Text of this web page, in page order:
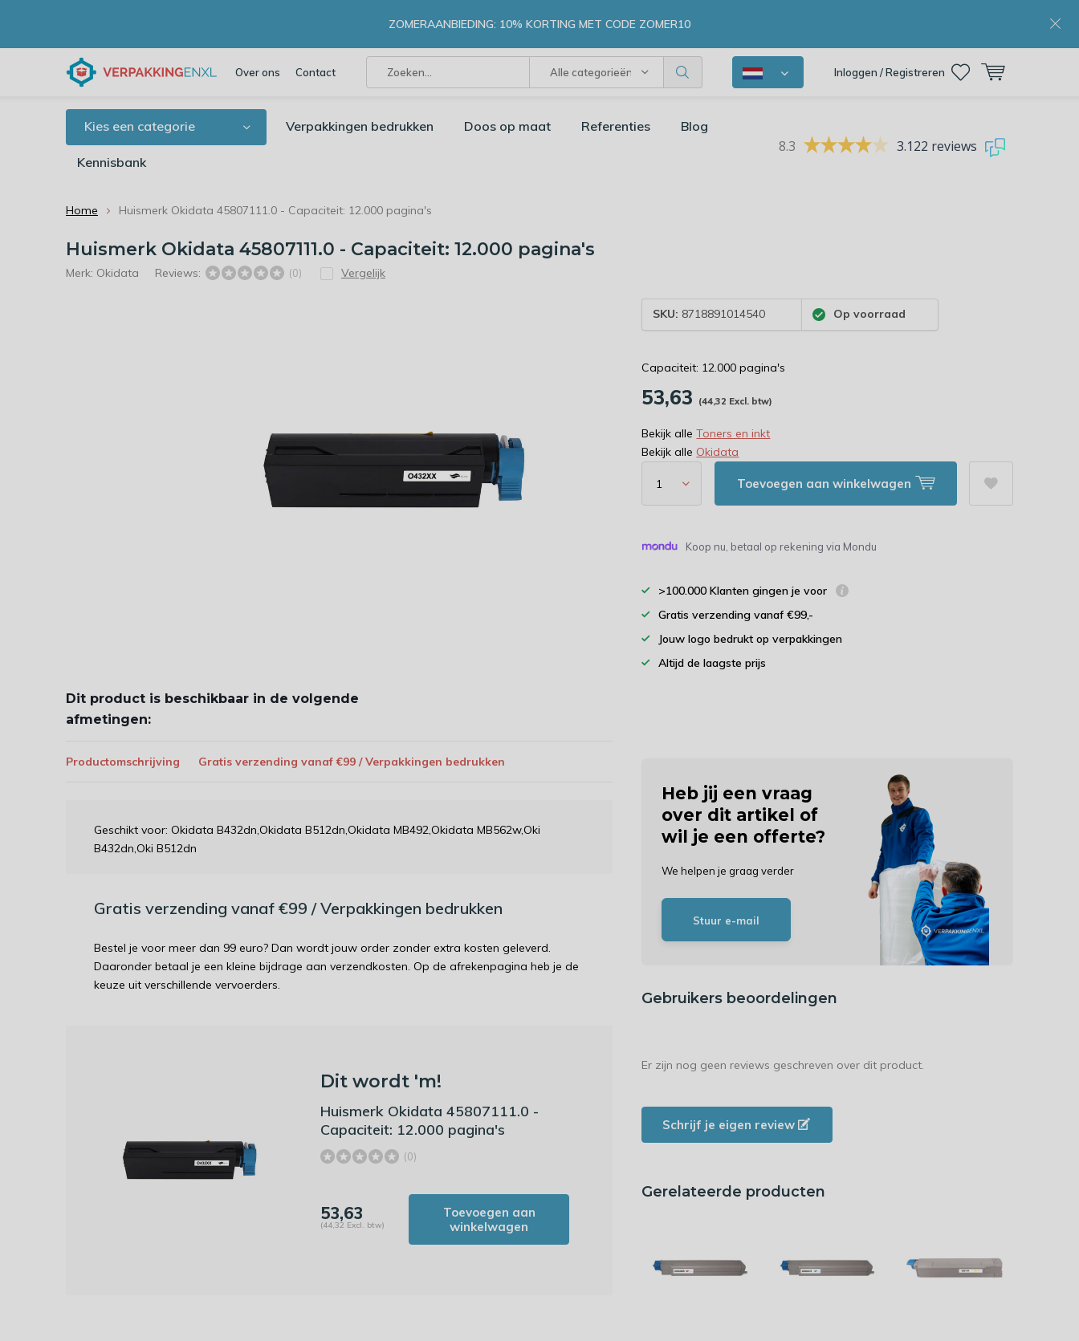
Over ons Contact Alle categorieën Inloggen / Registreren
ZOMERAANBIEDING: 10% KORTING MET CODE ZOMER10
Kies een categorie Verpakkingen bedrukken Doos op maat Referenties Blog
Kennisbank
8.3 3.122 reviews
Home Huismerk Okidata 45807111.0 - Capaciteit: 12.000 pagina's
Huismerk Okidata 45807111.0 - Capaciteit: 12.000 pagina's
Merk: Okidata Reviews: (0) Vergelijk
SKU: 8718891014540 Op voorraad
Capaciteit: 12.000 pagina's
53,63 (44,32 Excl. btw)
Bekijk alleToners en inkt
Bekijk alle Okidata
Toevoegen aan winkelwagen
Koop nu, betaal op rekening via Mondu
>100.000 Klanten gingen je voor
Gratis verzending vanaf €99,-
Jouw logo bedrukt op verpakkingen
Altijd de laagste prijs
Dit product is beschikbaar in de volgende
afmetingen:
Productomschrijving Gratis verzending vanaf €99 / Verpakkingen bedrukken
Geschikt voor: Okidata B432dn,Okidata B512dn,Okidata MB492,Okidata MB562w,Oki
B432dn,Oki B512dn
Gratis verzending vanaf €99 / Verpakkingen bedrukken
Bestel je voor meer dan 99 euro? Dan wordt jouw order zonder extra kosten geleverd.
Daaronder betaal je een kleine bijdrage aan verzendkosten. Op de afrekenpagina heb je de
keuze uit verschillende vervoerders.
Dit wordt 'm!
Huismerk Okidata 45807111.0 -
Capaciteit: 12.000 pagina's
(0)
53,63
(44,32 Excl. btw)
Toevoegen aan
winkelwagen
Heb jij een vraag
over dit artikel of
wil je een offerte?
We helpen je graag verder
Stuur e-mail
Gebruikers beoordelingen
Er zijn nog geen reviews geschreven over dit product.
Schrijf je eigen review
Gerelateerde producten